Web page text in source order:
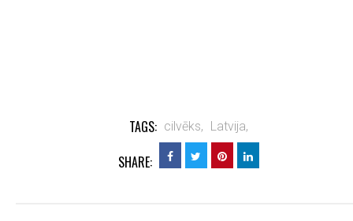
TAGS: cilvēks, Latvija,
SHARE: